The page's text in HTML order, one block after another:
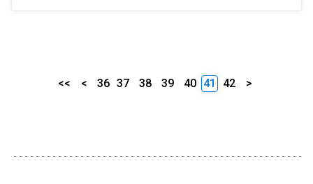
<< < 36 37 38 39 40 41 42 >